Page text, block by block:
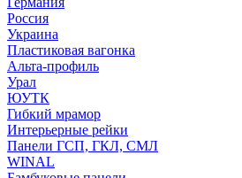
Россия
Украина
Пластиковая вагонка
Альта-профиль
Урал
ЮУТК
Гибкий мрамор
Интерьерные рейки
Панели ГСП, ГКЛ, СМЛ
WINAL